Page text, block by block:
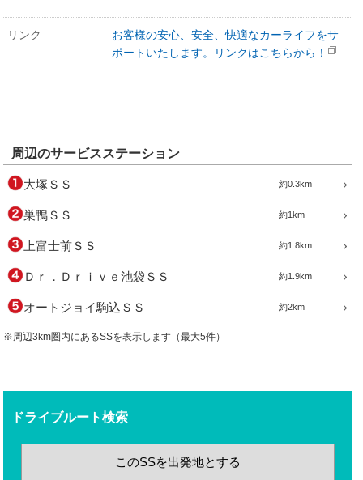
リンク
お客様の安心、安全、快適なカーライフをサ
ポートいたします。リンクはこちらから！
周辺のサービスステーション
約0.3km
大塚ＳＳ
約1km
巣鴨ＳＳ
約1.8km
上富士前ＳＳ
約1.9km
Ｄｒ．Ｄｒｉｖｅ池袋ＳＳ
約2km
オートジョイ駒込ＳＳ
※周辺3km圏内にあるSSを表示します（最大5件）
ドライブルート検索
このSSを出発地とする